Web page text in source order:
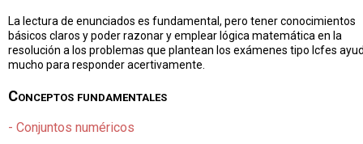
La lectura de enunciados es fundamental, pero tener conocimientos
básicos claros y poder razonar y emplear lógica matemática en la
resolución a los problemas que plantean los exámenes tipo Icfes
mucho para responder acertivamente.
Conceptos fundamentales
- Conjuntos numéricos